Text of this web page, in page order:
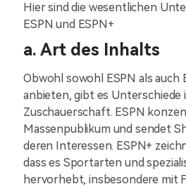
Hier sind die wesentlichen
ESPN und ESPN+
a. Art des Inhalts
Obwohl sowohl ESPN als auch
anbieten, gibt es Unterschiede
Zuschauerschaft. ESPN
Massenpublikum und sendet
deren Interessen. ESPN+
dass es Sportarten und
hervorhebt, insbesondere mit